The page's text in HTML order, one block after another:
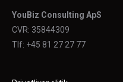
YouBiz Consulting ApS
CVR: 35844309
Tlf: +45 81 27 27 77